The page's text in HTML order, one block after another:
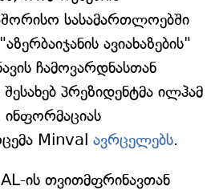
სასამართლოებში
ავიახაზების"
ჩამოვარდნასთან
პრეზიდენტმა ილჰამ
ინფორმაციას
Minval ავრცელებს.
ის თვითმფრინავთან